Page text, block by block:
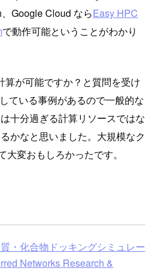
Google Cloud ならEasy HPC
で動作可能ということがわかり
算が可能ですか？と質問を受け
ている事例があるので一般的な
十分過ぎる計算リソースではな
かなと思いました。大規模なク
変おもしろかったです。
・化合物ドッキングシミュレー
Networks Research &